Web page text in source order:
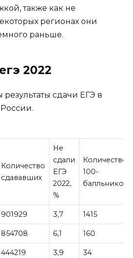
также как не
регионах они
раньше.
2022
сдачи ЕГЭ в
Количество
сдававших
Не
сдали
ЕГЭ
2022,
%
Количество
100-
балльников
901929 3,7 1415
854708 6,1 160
444219 3,9 34